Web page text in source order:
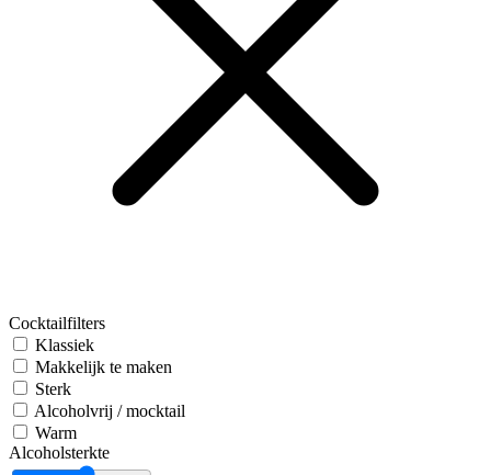
Cocktailfilters
Klassiek
Makkelijk te maken
Sterk
Alcoholvrij / mocktail
Warm
Alcoholsterkte